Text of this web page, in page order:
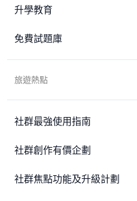
升學教育
免費試題庫
旅遊熱點
社群最強使用指南
社群創作有價企劃
社群焦點功能及升級計劃